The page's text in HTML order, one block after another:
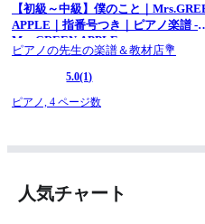
■note（ピアノコラム・ドリ
https://note.com/yuko_pf
■Pleasant Piano教室（運営
https://pleasant-piano.site/
https://www.instagram.com/
【初級～中級】僕のこと｜
APPLE｜指番号つき｜ピアノ楽譜 -
Mrs.GREEN APPLE
ピアノの先生の楽譜＆教材店💐
5.0(1)
ピアノ, 4 ページ数
人気チャート